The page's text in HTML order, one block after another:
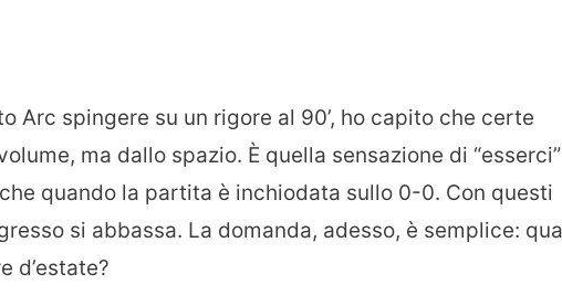
Arc spingere su un rigore al 90’, ho capito che certe
ma dallo spazio. È quella sensazione di “esserci”
quando la partita è inchiodata sullo 0-0. Con questi
si abbassa. La domanda, adesso, è semplice:
d’estate?